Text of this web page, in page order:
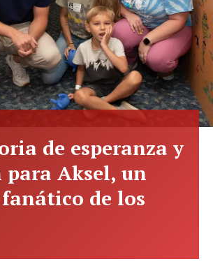
de esperanza y
para Aksel, un
de los